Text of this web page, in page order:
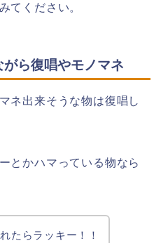
てください。
ら復唱やモノマネ
ネ出来そうな物は復唱し
とかハマっている物なら
たらラッキー！！